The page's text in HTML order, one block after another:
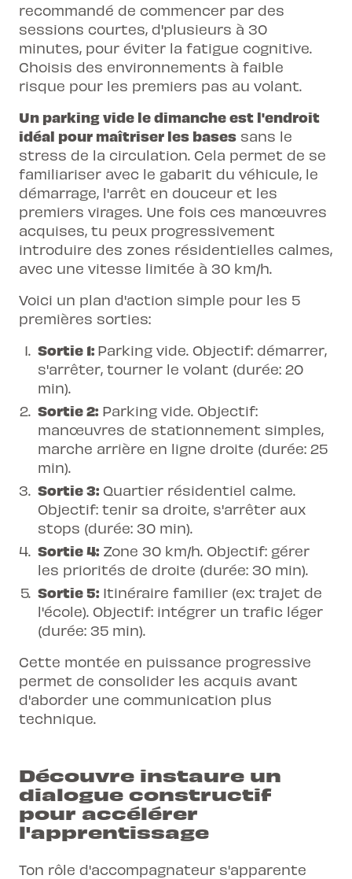
recommandé de commencer par des
sessions courtes, d'plusieurs à 30
minutes, pour éviter la fatigue cognitive.
Choisis des environnements à faible
risque pour les premiers pas au volant.
Un parking vide le dimanche est l'endroit
idéal pour maîtriser les bases sans le
stress de la circulation. Cela permet de se
familiariser avec le gabarit du véhicule, le
démarrage, l'arrêt en douceur et les
premiers virages. Une fois ces manœuvres
acquises, tu peux progressivement
introduire des zones résidentielles calmes,
avec une vitesse limitée à 30 km/h.
Voici un plan d'action simple pour les 5
premières sorties:
Sortie 1: Parking vide. Objectif: démarrer,
s'arrêter, tourner le volant (durée: 20
min).
Sortie 2: Parking vide. Objectif:
manœuvres de stationnement simples,
marche arrière en ligne droite (durée: 25
min).
Sortie 3: Quartier résidentiel calme.
Objectif: tenir sa droite, s'arrêter aux
stops (durée: 30 min).
Sortie 4: Zone 30 km/h. Objectif: gérer
les priorités de droite (durée: 30 min).
Sortie 5: Itinéraire familier (ex: trajet de
l'école). Objectif: intégrer un trafic léger
(durée: 35 min).
Cette montée en puissance progressive
permet de consolider les acquis avant
d'aborder une communication plus
technique.
Découvre instaure un
dialogue constructif
pour accélérer
l'apprentissage
Ton rôle d'accompagnateur s'apparente